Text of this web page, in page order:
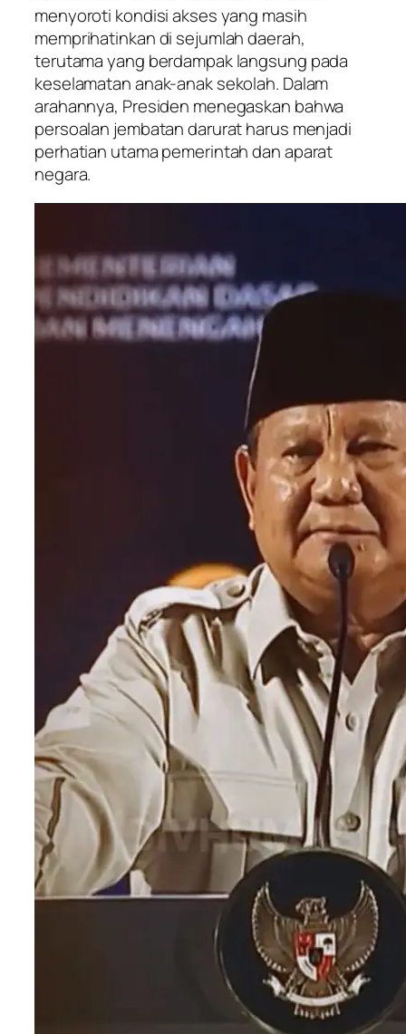
menyoroti kondisi akses yang masih
memprihatinkan di sejumlah daerah,
terutama yang berdampak langsung pada
keselamatan anak-anak sekolah. Dalam
arahannya, Presiden menegaskan bahwa
persoalan jembatan darurat harus menjadi
perhatian utama pemerintah dan aparat
negara.